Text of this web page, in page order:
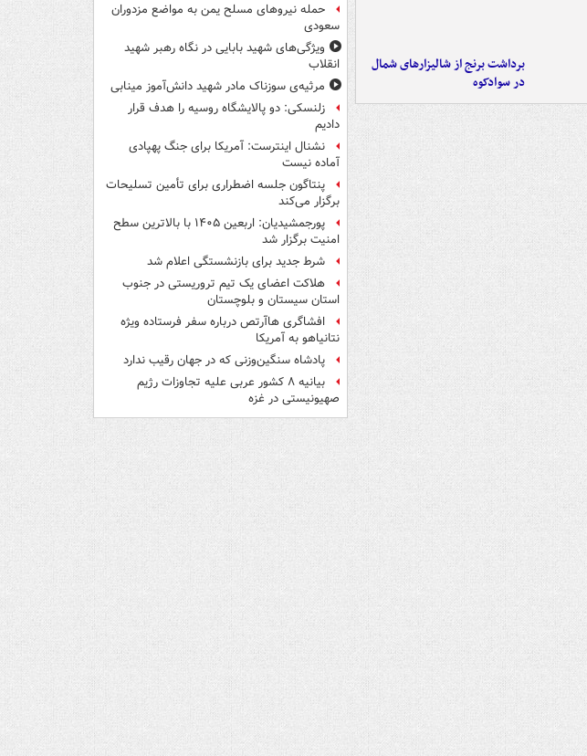
برداشت برنج از شالیزارهای شمال
در سوادکوه
حمله نیروهای مسلح یمن به مواضع مزدوران
سعودی
ویژگی‌های شهید بابایی در نگاه رهبر شهید
انقلاب
مرثیه‌ی سوزناک مادر شهید دانش‌آموز مینابی
زلنسکی: دو پالایشگاه روسیه را هدف قرار
دادیم
نشنال اینترست: آمریکا برای جنگ پهپادی
آماده نیست
پنتاگون جلسه اضطراری برای تأمین تسلیحات
برگزار می‌کند
پورجمشیدیان: اربعین ۱۴۰۵ با بالاترین سطح
امنیت برگزار شد
شرط جدید برای بازنشستگی اعلام شد
هلاکت اعضای یک تیم تروریستی در جنوب
استان سیستان و بلوچستان
افشاگری هاآرتص درباره سفر فرستاده ویژه
نتانیاهو به آمریکا
پادشاه سنگین‌وزنی که در جهان رقیب ندارد
بیانیه ۸ کشور عربی علیه تجاوزات رژیم
صهیونیستی در غزه